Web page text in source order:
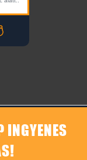
INGYENES